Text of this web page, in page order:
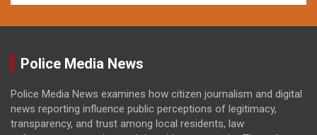
Police Media News
Police Media News examines how citizen journalism and digital
news reporting influence public perceptions of legitimacy,
transparency, and trust among local residents, law